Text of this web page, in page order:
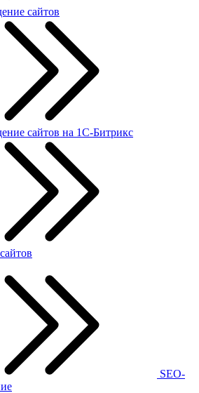
сайтов
сайтов на 1С-Битрикс
SEO-